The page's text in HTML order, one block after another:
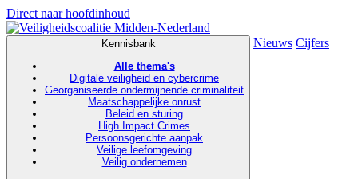
Direct naar hoofdinhoud
Kennisbank
Alle thema's
Digitale veiligheid en cybercrime
Georganiseerde ondermijnende criminaliteit
Maatschappelijke onrust
Beleid en sturing
High Impact Crimes
Persoonsgerichte aanpak
Veilige leefomgeving
Veilig ondernemen
Nieuws Cijfers